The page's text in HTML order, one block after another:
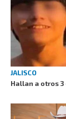
JALISCO
Hallan a otros